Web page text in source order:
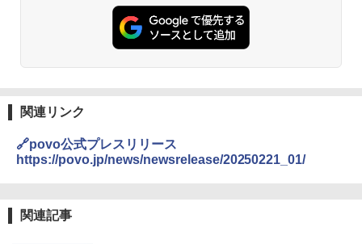
関連リンク
🔗povo公式プレスリリース
https://povo.jp/news/newsrelease/20250221_01/
関連記事